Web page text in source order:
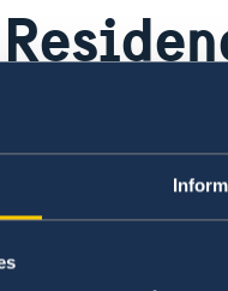
Consulate-General